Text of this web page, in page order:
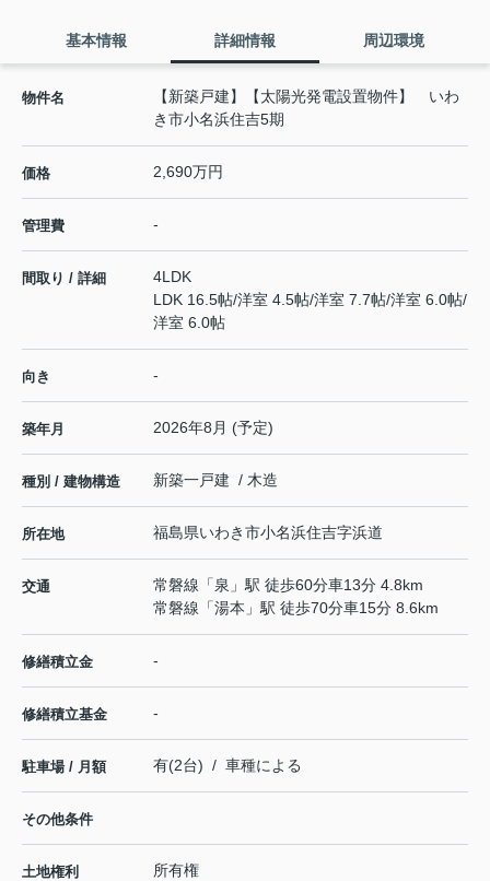
基本情報 詳細情報 周辺環境
物件名
【新築戸建】【太陽光発電設置物件】 いわ
き市小名浜住吉5期
価格 2,690万円
管理費 -
間取り / 詳細
4LDK
LDK 16.5帖/洋室 4.5帖/洋室 7.7帖/洋室 6.0帖/
洋室 6.0帖
向き -
築年月 2026年8月 (予定)
種別 / 建物構造 新築一戸建 / 木造
所在地 福島県いわき市小名浜住吉字浜道
交通 常磐線 「泉 」駅 徒歩60分車13分 4.8km
常磐線 「湯本 」駅 徒歩70分車15分 8.6km
修繕積立金 -
修繕積立基金 -
駐車場 / 月額 有(2台) / 車種による
その他条件
土地権利 所有権